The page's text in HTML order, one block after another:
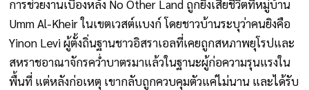
การช่วยงานเบื้องหลัง No Other Land ถูกยิงเสียชีวิตที่หมู่บ้าน
Umm Al-Kheir ในเขตเวสต์แบงก์ โดยชาวบ้านระบุว่าคนยิงคือ
Yinon Levi ผู้ตั้งถิ่นฐานชาวอิสราเอลที่เคยถูกสหภาพยุโรปและ
สหราชอาณาจักรคว่ำบาตรมาแล้วในฐานะผู้ก่อความรุนแรงใน
พื้นที่ แต่หลังก่อเหตุ เขากลับถูกควบคุมตัวแค่ไม่นาน และได้รับ